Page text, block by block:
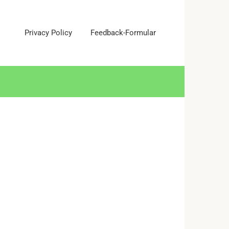
Privacy Policy Feedback-Formular